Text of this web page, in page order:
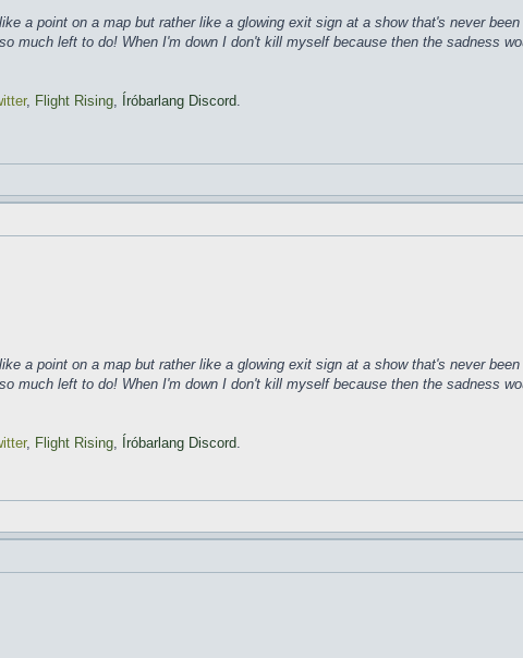
a point on a map but rather like a glowing exit sign at a show that's never
much left to do! When I'm down I don't kill myself because then the sadness
, Flight Rising, Íróbarlang Discord.
a point on a map but rather like a glowing exit sign at a show that's never
much left to do! When I'm down I don't kill myself because then the sadness
, Flight Rising, Íróbarlang Discord.